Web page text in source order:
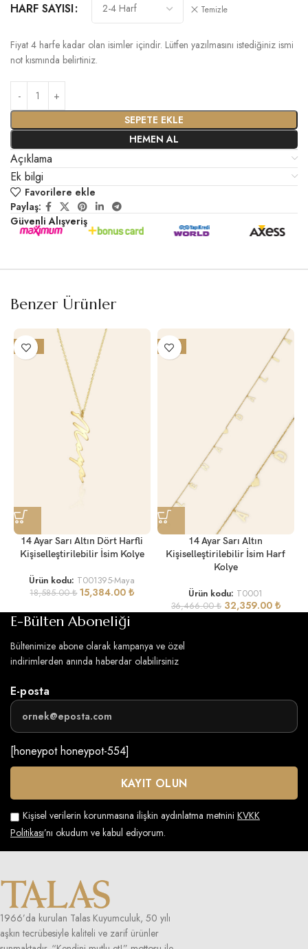
HARF SAYISI Temizle
Fiyat 4 harfe kadar olan isimler içindir. Lütfen yazılmasını istediğiniz ismi
not kısmında belirtiniz.
SEPETE EKLE
HEMEN AL
Açıklama
Ek bilgi
Favorilere ekle
Paylaş:
Güvenli Alışveriş
Benzer Ürünler
-17%
14 Ayar Sarı Altın Dört Harfli
Kişiselleştirilebilir İsim Kolye
Ürün kodu: T001395-Maya
18,585.00₺ 15,384.00₺
-11%
14 Ayar Sarı Altın
Kişiselleştirilebilir İsim Harf
Kolye
Ürün kodu: T0001
36,466.00₺ 32,359.00 ₺
E-Bülten Aboneliği
Bültenimize abone olarak kampanya ve özel
indirimlerden anında haberdar olabilirsiniz
E-posta
[honeypot honeypot-554]
Kişisel verilerin korunmasına ilişkin aydınlatma metnini KVKK
Politikası’nı okudum ve kabul ediyorum.
1966’da kurulan Talas Kuyumculuk, 50 yılı
aşkın tecrübesiyle kaliteli ve zarif ürünler